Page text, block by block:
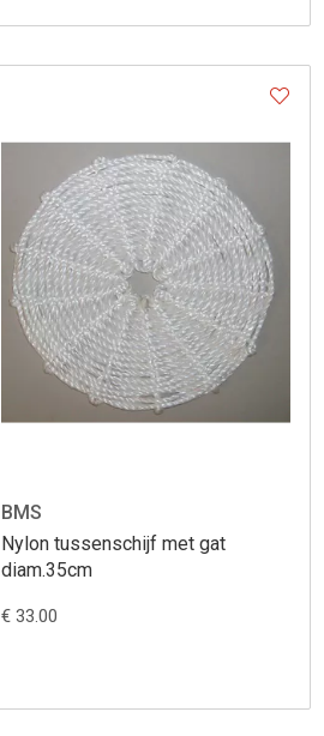
BMS
Nylon tussenschijf met gat
diam.35cm
€ 33.00